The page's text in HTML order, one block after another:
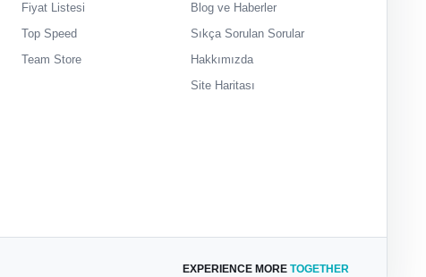
Fiyat Listesi
Top Speed
Team Store
Blog ve Haberler
Sıkça Sorulan Sorular
Hakkımızda
Site Haritası
EXPERIENCE MORE TOGETHER